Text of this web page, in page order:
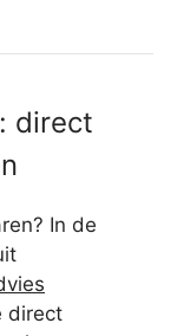
direct
In de
direct